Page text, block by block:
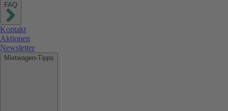
FAQ
Kontakt
Aktionen
Newsletter
Mietwagen-Tipps